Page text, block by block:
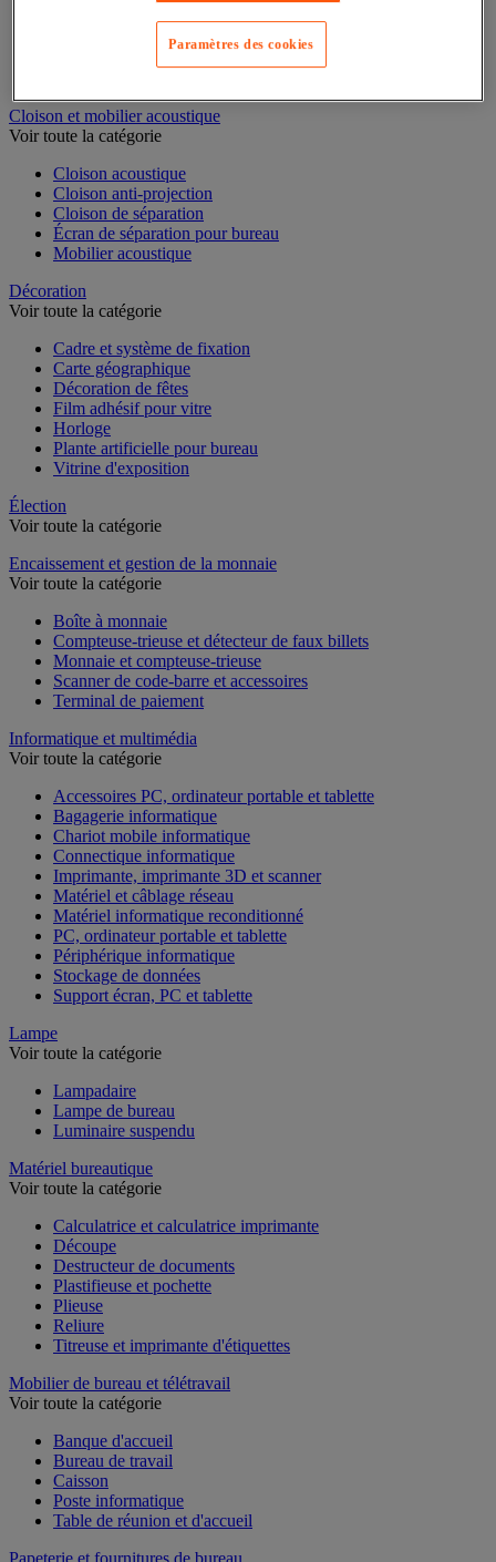
Boîte et caisse d'archives
Chemise et trieur
Cloison et mobilier acoustique
Voir toute la catégorie
Cloison acoustique
Cloison anti-projection
Cloison de séparation
Écran de séparation pour bureau
Mobilier acoustique
Décoration
Voir toute la catégorie
Cadre et système de fixation
Carte géographique
Décoration de fêtes
Film adhésif pour vitre
Horloge
Plante artificielle pour bureau
Vitrine d'exposition
Élection
Voir toute la catégorie
Encaissement et gestion de la monnaie
Voir toute la catégorie
Boîte à monnaie
Compteuse-trieuse et détecteur de faux billets
Monnaie et compteuse-trieuse
Scanner de code-barre et accessoires
Terminal de paiement
Informatique et multimédia
Voir toute la catégorie
Accessoires PC, ordinateur portable et tablette
Bagagerie informatique
Chariot mobile informatique
Connectique informatique
Imprimante, imprimante 3D et scanner
Matériel et câblage réseau
Matériel informatique reconditionné
PC, ordinateur portable et tablette
Périphérique informatique
Stockage de données
Support écran, PC et tablette
Lampe
Voir toute la catégorie
Lampadaire
Lampe de bureau
Luminaire suspendu
Matériel bureautique
Voir toute la catégorie
Calculatrice et calculatrice imprimante
Découpe
Destructeur de documents
Plastifieuse et pochette
Plieuse
Reliure
Titreuse et imprimante d'étiquettes
Mobilier de bureau et télétravail
Voir toute la catégorie
Banque d'accueil
Bureau de travail
Caisson
Poste informatique
Table de réunion et d'accueil
Papeterie et fournitures de bureau
Paramètres des cookies